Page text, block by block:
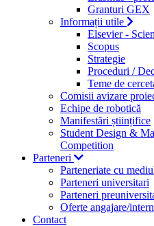
Granturi GEX
Informații utile
Elsevier -
Scopus
Strategie
Proceduri /
Teme de
Comisii avizare
Echipe de robotică
Manifestări științifice
Student Design &
Competition
Parteneri
Parteneriate cu
Parteneri universitari
Parteneri
Oferte angajare/
Contact